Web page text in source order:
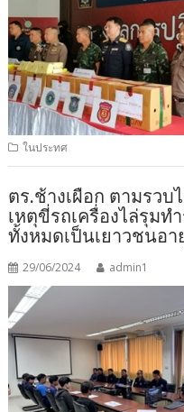
ในประทศ
ตร.ช้างเผือก ตามรว
เหตุขี่รถเครื่องไล่รุม
ทั้งหมดเป็นเยาวชนอา
29/06/2024 admin1